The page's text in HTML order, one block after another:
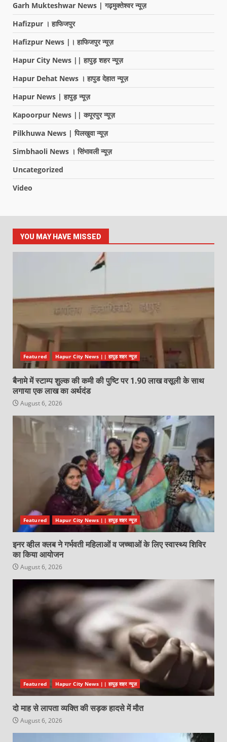
Garh Mukteshwar News | गढ़मुक्तेश्वर न्यूज़
Hafizpur । हाफिजपुर
Hafizpur News |। हाफिजपुर न्यूज़
Hapur City News || हापुड़ शहर न्यूज़
Hapur Dehat News । हापुड देहात न्यूज़
Hapur News | हापुड़ न्यूज़
Kapoorpur News || कपूरपुर न्यूज़
Pilkhuwa News | पिलखुवा न्यूज़
Simbhaoli News । सिंभावली न्यूज़
Uncategorized
Video
YOU MAY HAVE MISSED
Featured Hapur City News || हापुड़ शहर न्यूज़
बैनामे में स्टाम्प शुल्क की कमी की पुष्टि पर 1.90 लाख वसूली के साथ
लगाया एक लाख का अर्थदंड
August 6, 2026
Featured Hapur City News || हापुड़ शहर न्यूज़
इनर व्हील क्लब ने गर्भवती महिलाओं व जच्चाओं के लिए स्वास्थ्य शिविर
का किया आयोजन
August 6, 2026
Featured Hapur City News || हापुड़ शहर न्यूज़
दो माह से लापता व्यक्ति की सड़क हादसे में मौत
August 6, 2026